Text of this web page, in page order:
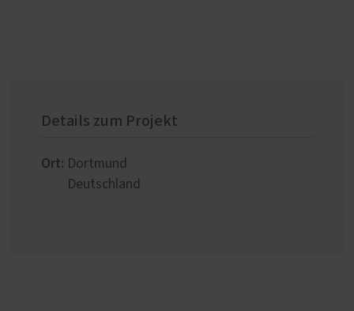
Details zum Projekt
Ort: Dortmund
Deutschland